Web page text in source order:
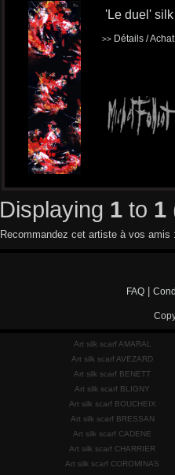
'Le duel'
>> Détails /
Displaying 1 to 1
Recommandez cet artiste à vos amis
FAQ|
Art silk scarf AMARAL
Art silk scarf AVEZARD
Art silk scarf BENETT
Art silk scarf BLIGNY
Art silk scarf BOUCHEIX
Art silk scarf BRESSAN
Art silk scarf CADENE
Art silk scarf CHARRIER
Art silk scarf COROMINAS